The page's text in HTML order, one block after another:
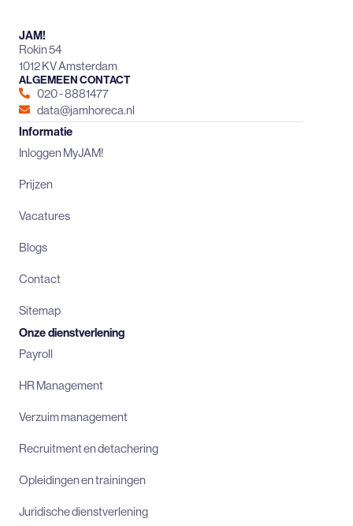
JAM!
Rokin 54
1012 KV Amsterdam
ALGEMEEN CONTACT
020 - 8881477
data@jamhoreca.nl
Informatie
Inloggen MyJAM!
Prijzen
Vacatures
Blogs
Contact
Sitemap
Onze dienstverlening
Payroll
HR Management
Verzuim management
Recruitment en detachering
Opleidingen en trainingen
Juridische dienstverlening